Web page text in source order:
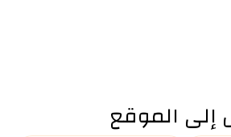
إلى الموقع